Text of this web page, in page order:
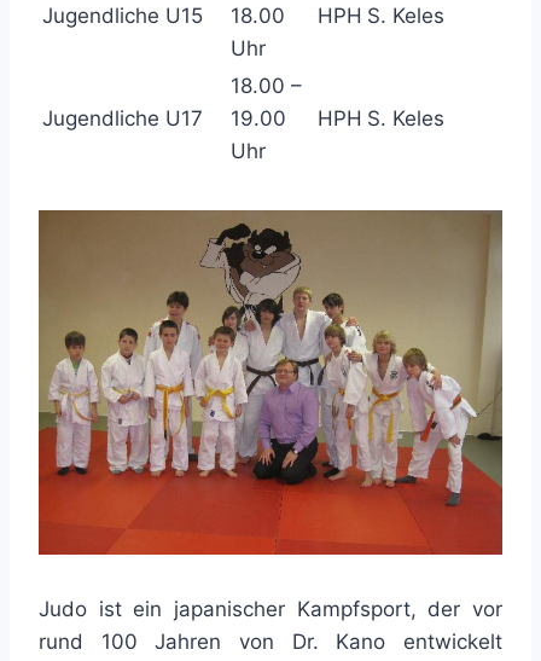
Jugendliche U15
18.00
Uhr
HPH S. Keles
Jugendliche U17
18.00 –
19.00
Uhr
HPH S. Keles
Judo ist ein japanischer Kampfsport, der vor
rund 100 Jahren von Dr. Kano entwickelt